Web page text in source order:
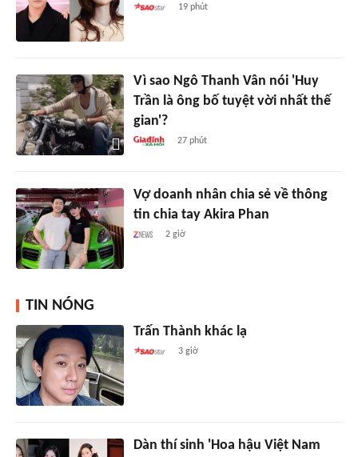
19 phút
Vì sao Ngô Thanh Vân nói 'Huy
Trần là ông bố tuyệt vời nhất thế
gian'?
27 phút
Vợ doanh nhân chia sẻ về thông
tin chia tay Akira Phan
2 giờ
TIN NÓNG
Trấn Thành khác lạ
3 giờ
Dàn thí sinh 'Hoa hậu Việt Nam